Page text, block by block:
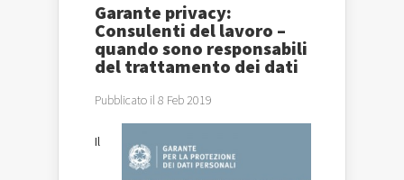
Garante privacy:
Consulenti del lavoro –
quando sono responsabili
del trattamento dei dati
Pubblicato il 8 Feb 2019
Il